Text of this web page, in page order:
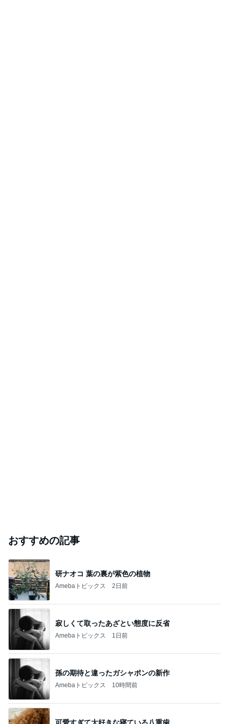
おすすめの記事
研ナオコ 葉の裏が紫色の植物
Amebaトピックス 2日前
寂しくて取ったあざとい態度に反省
Amebaトピックス 1日前
孫の期待と違ったガシャポンの新作
Amebaトピックス 10時間前
可愛すぎて大好きな寝ている八重歯